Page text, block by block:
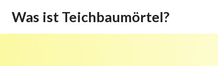
Was ist Teichbaumörtel?